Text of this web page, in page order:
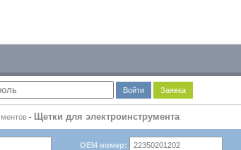
Войти Заявка
- Щетки для электроинструмента
OEM номер: